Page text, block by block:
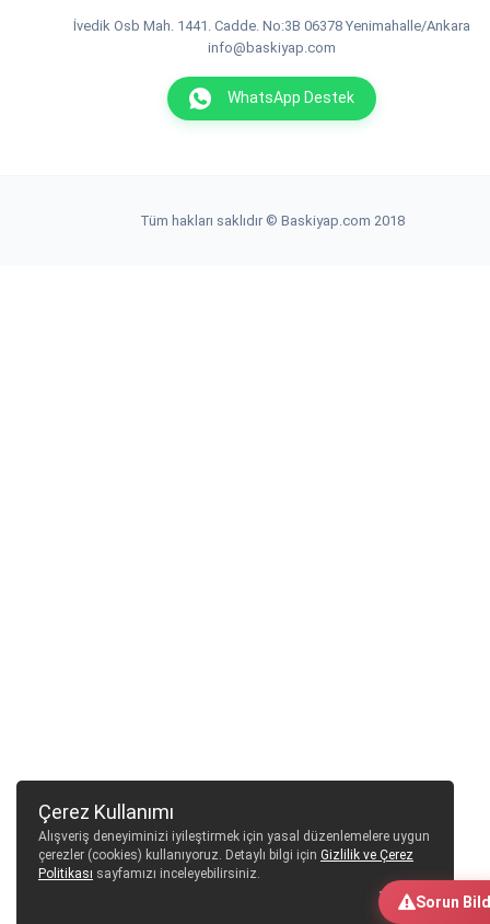
İvedik Osb Mah. 1441. Cadde. No:3B 06378 Yenimahalle/Ankara
info@baskiyap.com
WhatsApp Destek
Tüm hakları saklıdır © Baskiyap.com 2018
Sorun
Çerez Kullanımı
Alışveriş deneyiminizi iyileştirmek için yasal düzenlemelere uygun
çerezler (cookies) kullanıyoruz. Detaylı bilgi için Gizlilik ve Çerez
Politikası sayfamızı inceleyebilirsiniz.
Tamam